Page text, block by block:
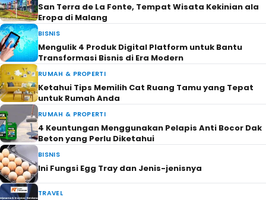
San Terra de La Fonte, Tempat Wisata Kekinian ala
Eropa di Malang
BISNIS
Mengulik 4 Produk Digital Platform untuk Bantu
Transformasi Bisnis di Era Modern
RUMAH & PROPERTI
Ketahui Tips Memilih Cat Ruang Tamu yang Tepat
untuk Rumah Anda
RUMAH & PROPERTI
4 Keuntungan Menggunakan Pelapis Anti Bocor Dak
Beton yang Perlu Diketahui
BISNIS
Ini Fungsi Egg Tray dan Jenis-jenisnya
TRAVEL